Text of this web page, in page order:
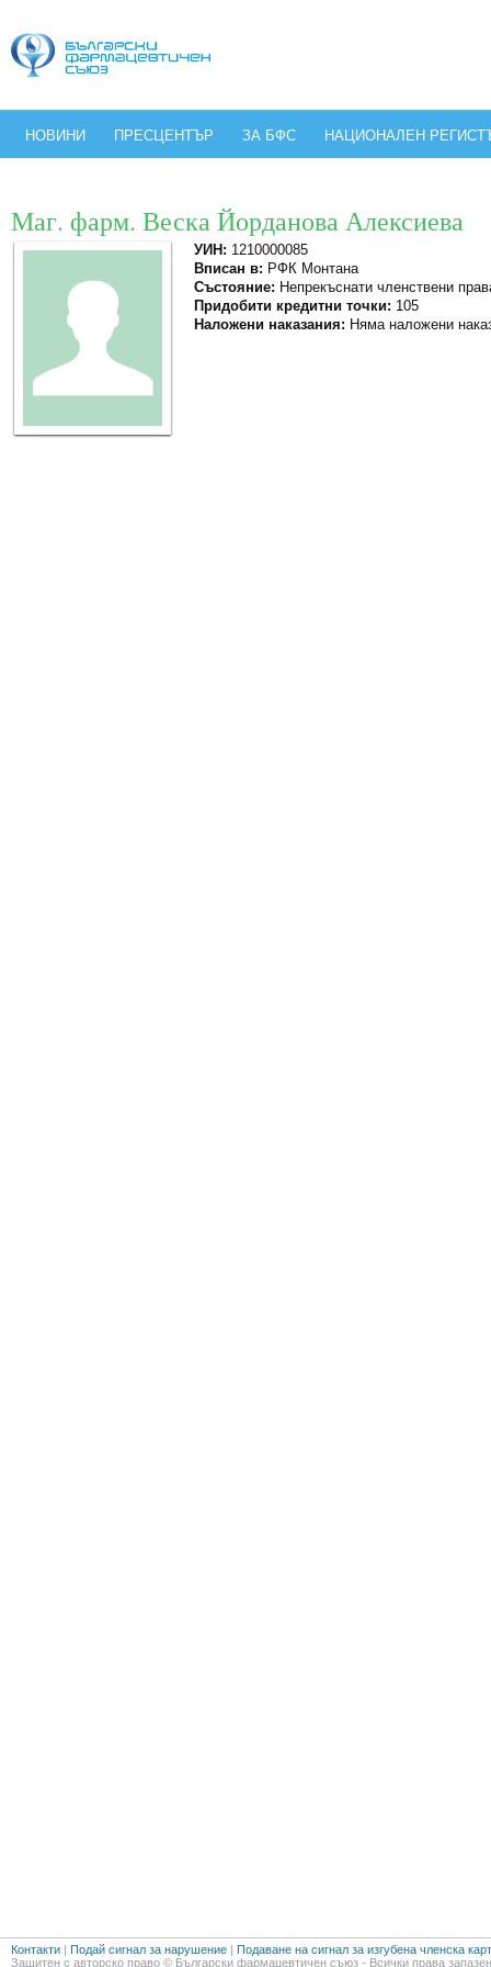
НОВИНИ ПРЕСЦЕНТЪР ЗА БФС НАЦИОНАЛЕН
Маг. фарм. Веска Йорданова Алексиева
УИН: 1210000085
Вписан в: РФК Монтана
Състояние: Непрекъснати членствени
Придобити кредитни точки: 105
Наложени наказания: Няма наложени
Контакти | Подай сигнал за нарушение | Подаване на сигнал за изгубена членска
Защитен с авторско право © Български фармацевтичен съюз - Всички права